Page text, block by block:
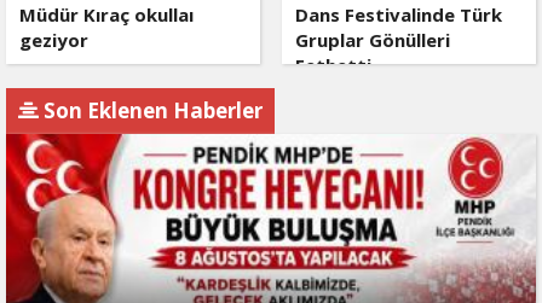
Müdür Kıraç okullaı
geziyor
Dans Festivalinde Türk
Gruplar Gönülleri
Fethetti
Son Eklenen Haberler